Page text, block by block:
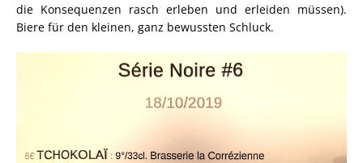
die Konsequenzen rasch erleben und erleiden müssen).
Biere für den kleinen, ganz bewussten Schluck.